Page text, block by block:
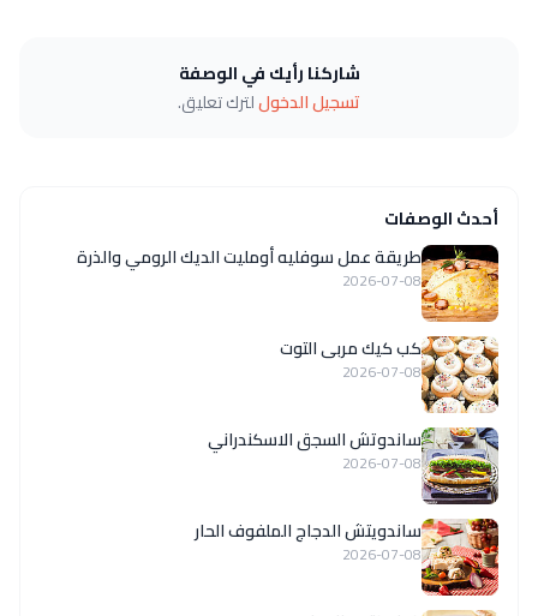
شاركنا رأيك في الوصفة
تسجيل الدخوللترك تعليق.
أحدث الوصفات
طريقة عمل سوفليه أومليت الديك الرومي والذرة
2026-07-08
كب كيك مربى التوت
2026-07-08
ساندوتش السجق الاسكندراني
2026-07-08
ساندويتش الدجاج الملفوف الحار
2026-07-08